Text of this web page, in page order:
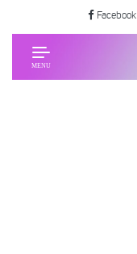
Facebook